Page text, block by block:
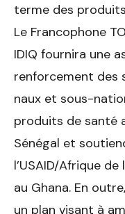
terme des
Le Francophone
IDIQ fournira une
renforcement des
naux et sous-
produits de santé
Sénégal et
l’USAID/Afrique de
au Ghana. En
un plan visant à